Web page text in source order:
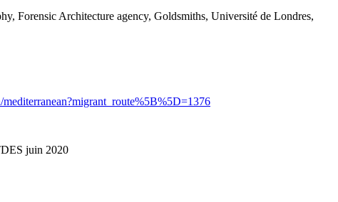
Forensic Architecture agency, Goldsmiths, Université de Londres,
juin 2020